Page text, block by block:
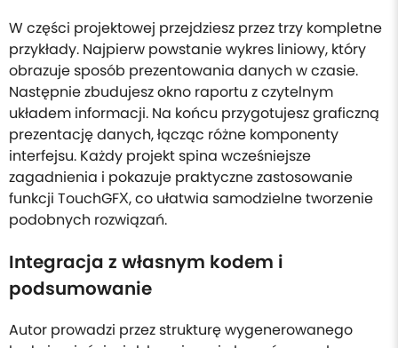
W części projektowej przejdziesz przez trzy kompletne
przykłady. Najpierw powstanie wykres liniowy, który
obrazuje sposób prezentowania danych w czasie.
Następnie zbudujesz okno raportu z czytelnym
układem informacji. Na końcu przygotujesz graficzną
prezentację danych, łącząc różne komponenty
interfejsu. Każdy projekt spina wcześniejsze
zagadnienia i pokazuje praktyczne zastosowanie
funkcji TouchGFX, co ułatwia samodzielne tworzenie
podobnych rozwiązań.
Integracja z własnym kodem i
podsumowanie
Autor prowadzi przez strukturę wygenerowanego